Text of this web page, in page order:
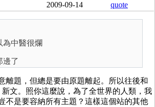
2009-09-14 quote
為中醫很爛
邊了
離題，但總是要由原題離起。所以往後和
新文。照你這麼說，為了全世界的人類，我
不是要容納所有主題？這樣這個站的其他